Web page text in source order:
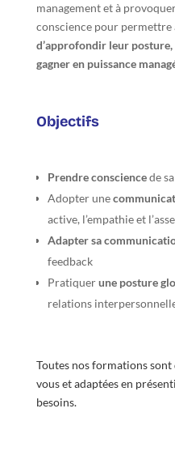
management et à
conscience pour
d’approfondir leur posture,
gagner en puissance
Objectifs
Prendre consciencede
Adopter une
active, l’empathie et
Adapter sa
feedback
Pratiquerune posture
relations
Toutes nos formations sont
vous et adaptées en
besoins.